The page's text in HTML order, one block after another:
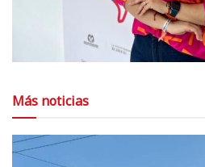
Más noticias